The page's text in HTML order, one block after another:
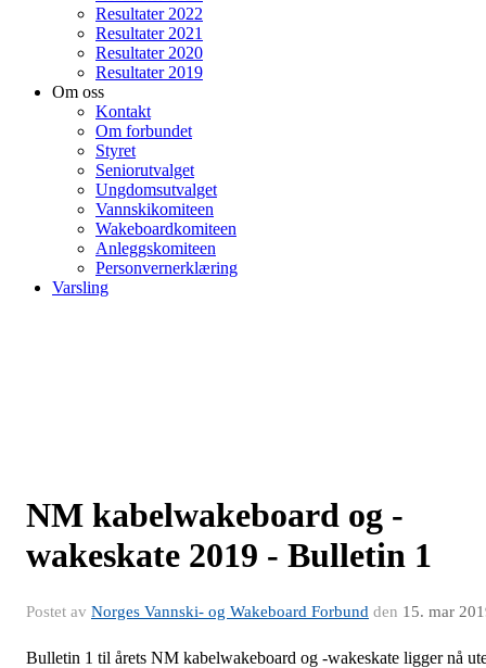
Resultater 2022
Resultater 2021
Resultater 2020
Resultater 2019
Om oss
Kontakt
Om forbundet
Styret
Seniorutvalget
Ungdomsutvalget
Vannskikomiteen
Wakeboardkomiteen
Anleggskomiteen
Personvernerklæring
Varsling
NM kabelwakeboard og -
wakeskate 2019 - Bulletin 1
Postet av Norges Vannski- og Wakeboard Forbund den 15. mar
Bulletin 1 til årets NM kabelwakeboard og -wakeskate ligger nå